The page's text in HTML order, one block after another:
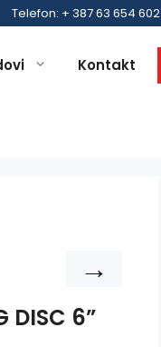
Telefon: + 387 63 654 602
Kontakt
→
DISC 6”